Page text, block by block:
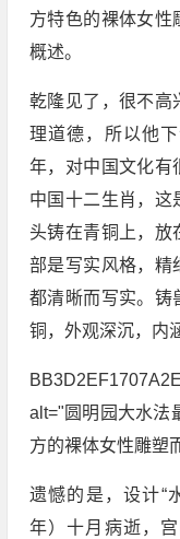
方特色的裸体女性
概述。
乾隆见了，很不高
理道德，所以他
年，对中国文化有
中国十二生肖，这
头铸在青铜上，放
部是写实风格，精
都清晰而写实。铸
铜，外观深沉，内
alt="圆明园大水法
方的裸体女性雕塑
遗憾的是，设计“
年）十月病逝，